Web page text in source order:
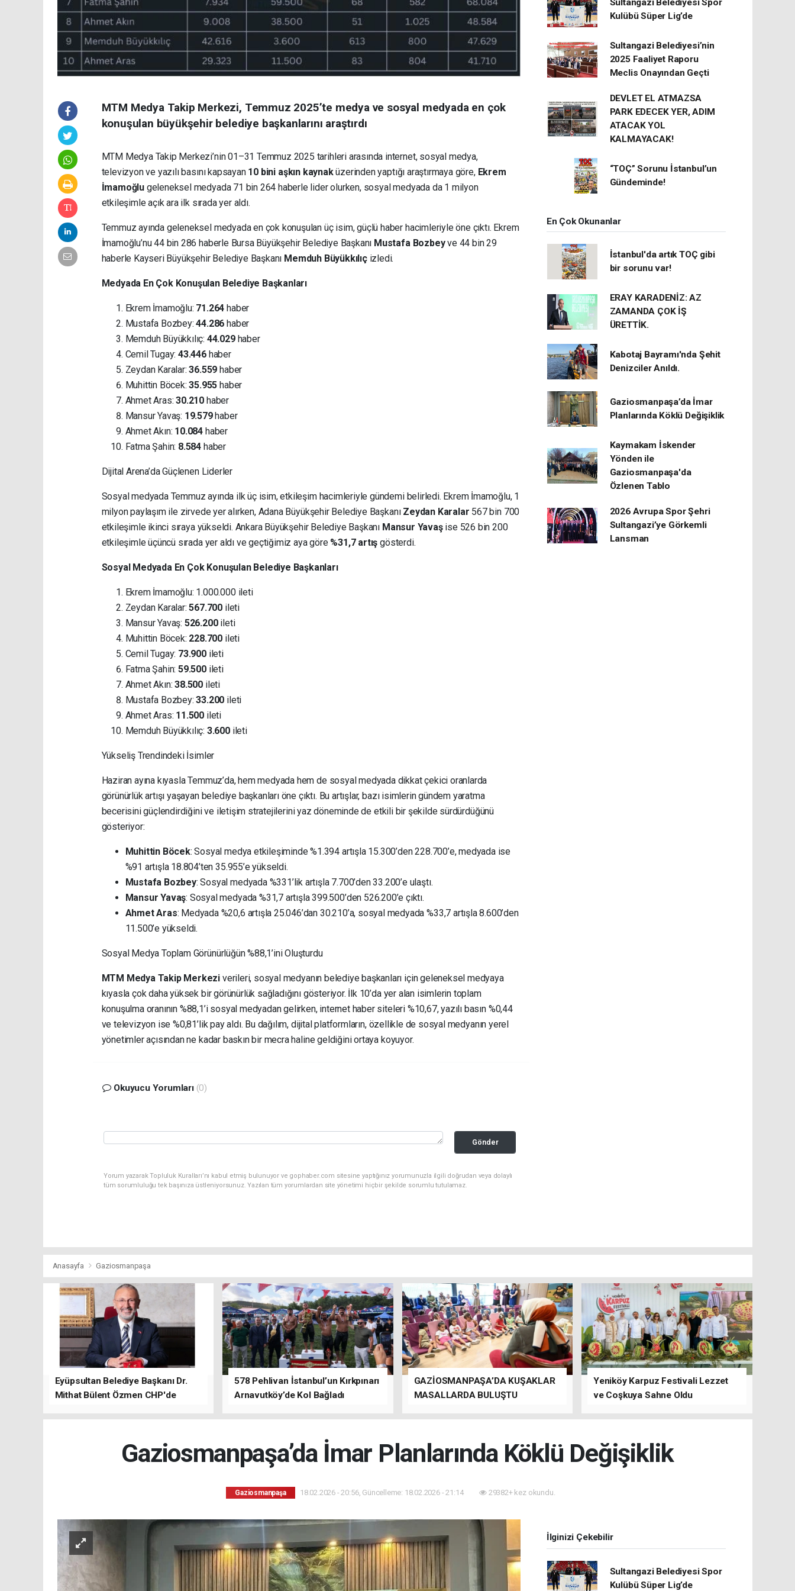
MTM Medya Takip Merkezi, Temmuz 2025’te medya ve sosyal medyada en çok
konuşulan büyükşehir belediye başkanlarını araştırdı
MTM Medya Takip Merkezi’nin 01–31 Temmuz 2025 tarihleri arasında internet, sosyal medya,
televizyon ve yazılı basını kapsayan 10 bini aşkın kaynaküzerinden yaptığı araştırmaya göre, Ekrem
İmamoğlugeleneksel medyada 71 bin 264 haberle lider olurken, sosyal medyada da 1 milyon
etkileşimle açık ara ilk sırada yer aldı.
Temmuz ayında geleneksel medyada en çok konuşulan üç isim, güçlü haber hacimleriyle öne çıktı. Ekrem
İmamoğlu’nu 44 bin 286 haberle Bursa Büyükşehir Belediye Başkanı Mustafa Bozbeyve 44 bin 29
haberle Kayseri Büyükşehir Belediye Başkanı Memduh Büyükkılıçizledi.
Medyada En Çok Konuşulan Belediye Başkanları
Ekrem İmamoğlu: 71.264 haber
Mustafa Bozbey:44.286 haber
Memduh Büyükkılıç: 44.029haber
Cemil Tugay:43.446haber
Zeydan Karalar:36.559 haber
Muhittin Böcek:35.955 haber
Ahmet Aras:30.210 haber
Mansur Yavaş: 19.579haber
Ahmet Akın: 10.084 haber
Fatma Şahin: 8.584 haber
Dijital Arena’da Güçlenen Liderler
Sosyal medyada Temmuz ayında ilk üç isim, etkileşim hacimleriyle gündemi belirledi. Ekrem İmamoğlu, 1
milyon paylaşım ile zirvede yer alırken, Adana Büyükşehir Belediye Başkanı Zeydan Karalar 567 bin 700
etkileşimle ikinci sıraya yükseldi. Ankara Büyükşehir Belediye Başkanı Mansur Yavaşise 526 bin 200
etkileşimle üçüncü sırada yer aldı ve geçtiğimiz aya göre %31,7 artış gösterdi.
Sosyal Medyada En Çok Konuşulan Belediye Başkanları
Ekrem İmamoğlu: 1.000.000 ileti
Zeydan Karalar:567.700 ileti
Mansur Yavaş: 526.200ileti
Muhittin Böcek: 228.700 ileti
Cemil Tugay: 73.900ileti
Fatma Şahin:59.500ileti
Ahmet Akın:38.500 ileti
Mustafa Bozbey:33.200 ileti
Ahmet Aras: 11.500 ileti
Memduh Büyükkılıç: 3.600ileti
Yükseliş Trendindeki İsimler
Haziran ayına kıyasla Temmuz’da, hem medyada hem de sosyal medyada dikkat çekici oranlarda
görünürlük artışı yaşayan belediye başkanları öne çıktı. Bu artışlar, bazı isimlerin gündem yaratma
becerisini güçlendirdiğini ve iletişim stratejilerini yaz döneminde de etkili bir şekilde sürdürdüğünü
gösteriyor:
Muhittin Böcek: Sosyal medya etkileşiminde %1.394 artışla 15.300’den 228.700’e, medyada ise
%91 artışla 18.804’ten 35.955’e yükseldi.
Mustafa Bozbey: Sosyal medyada %331’lik artışla 7.700’den 33.200’e ulaştı.
Mansur Yavaş: Sosyal medyada %31,7 artışla 399.500’den 526.200’e çıktı.
Ahmet Aras: Medyada %20,6 artışla 25.046’dan 30.210’a, sosyal medyada %33,7 artışla 8.600’den
11.500’e yükseldi.
Sosyal Medya Toplam Görünürlüğün %88,1’ini Oluşturdu
MTM Medya Takip Merkezi verileri, sosyal medyanın belediye başkanları için geleneksel medyaya
kıyasla çok daha yüksek bir görünürlük sağladığını gösteriyor. İlk 10’da yer alan isimlerin toplam
konuşulma oranının %88,1’i sosyal medyadan gelirken, internet haber siteleri %10,67, yazılı basın %0,44
ve televizyon ise %0,81’lik pay aldı. Bu dağılım, dijital platformların, özellikle de sosyal medyanın yerel
yönetimler açısından ne kadar baskın bir mecra haline geldiğini ortaya koyuyor.
Okuyucu Yorumları (0)
Gönder
Yorum yazarak Topluluk Kuralları’nı kabul etmiş bulunuyor ve gophaber.com sitesine yaptığınız yorumunuzla ilgili doğrudan veya dolaylı
tüm sorumluluğu tek başınıza üstleniyorsunuz. Yazılan tüm yorumlardan site yönetimi hiçbir şekilde sorumlu tutulamaz.
Sultangazi Belediyesi Spor
Kulübü Süper Lig’de
Sultangazi Belediyesi’nin
2025 Faaliyet Raporu
Meclis Onayından Geçti
DEVLET EL ATMAZSA
PARK EDECEK YER, ADIM
ATACAK YOL
KALMAYACAK!
“TOÇ” Sorunu İstanbul’un
Gündeminde!
En Çok Okunanlar
İstanbul'da artık TOÇ gibi
bir sorunu var!
ERAY KARADENİZ: AZ
ZAMANDA ÇOK İŞ
ÜRETTİK.
Kabotaj Bayramı'nda Şehit
Denizciler Anıldı.
Gaziosmanpaşa’da İmar
Planlarında Köklü Değişiklik
Kaymakam İskender
Yönden ile
Gaziosmanpaşa'da
Özlenen Tablo
2026 Avrupa Spor Şehri
Sultangazi’ye Görkemli
Lansman
Anasayfa Gaziosmanpaşa
Eyüpsultan Belediye Başkanı Dr.
Mithat Bülent Özmen CHP'de
578 Pehlivan İstanbul’un Kırkpınarı
Arnavutköy’de Kol Bağladı
GAZİOSMANPAŞA’DA KUŞAKLAR
MASALLARDA BULUŞTU
Yeniköy Karpuz Festivali Lezzet
ve Coşkuya Sahne Oldu
Gaziosmanpaşa’da İmar Planlarında Köklü Değişiklik
Gaziosmanpaşa 18.02.2026 - 20:56, Güncelleme: 18.02.2026 - 21:14 29382+ kez okundu.
İlginizi Çekebilir
Sultangazi Belediyesi Spor
Kulübü Süper Lig’de